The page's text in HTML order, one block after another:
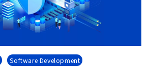
Software Development